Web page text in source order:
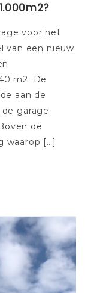
voor het
van een nieuw
m2. De
aan de
garage
de
waarop […]